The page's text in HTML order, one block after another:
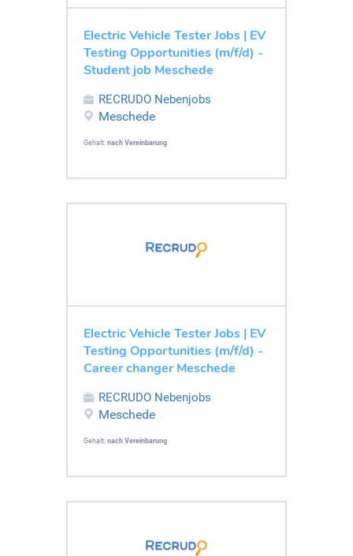
Electric Vehicle Tester Jobs | EV
Testing Opportunities (m/f/d) -
Student job Meschede
RECRUDO Nebenjobs
Meschede
Gehalt: nach Vereinbarung
Electric Vehicle Tester Jobs | EV
Testing Opportunities (m/f/d) -
Career changer Meschede
RECRUDO Nebenjobs
Meschede
Gehalt: nach Vereinbarung